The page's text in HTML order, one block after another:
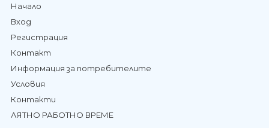
Начало
Вход
Регистрация
Контакт
Информация за потребителите
Условия
Контакти
ЛЯТНО РАБОТНО ВРЕМЕ